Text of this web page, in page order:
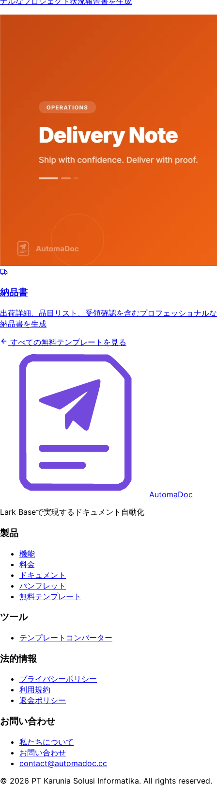
納品書
出荷詳細、品目リスト、受領確認を含むプロフェッショナルな
納品書を生成
すべての無料テンプレートを見る
AutomaDoc
Lark Baseで実現するドキュメント自動化
製品
機能
料金
ドキュメント
パンフレット
無料テンプレート
ツール
テンプレートコンバーター
法的情報
プライバシーポリシー
利用規約
返金ポリシー
お問い合わせ
私たちについて
お問い合わせ
contact@automadoc.cc
© 2026 PT Karunia Solusi Informatika. All rights reserved.